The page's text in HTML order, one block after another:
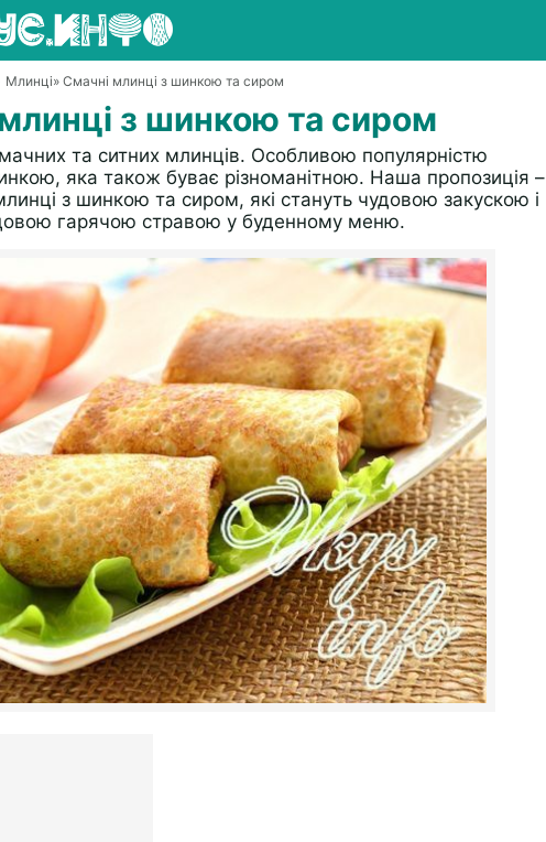
Млинці» Смачні млинці з шинкою та сиром
з шинкою та сиром
та ситних млинців. Особливою популярністю
яка також буває різноманітною. Наша пропозиція –
з шинкою та сиром, які стануть чудовою закускою і
гарячою стравою у буденному меню.